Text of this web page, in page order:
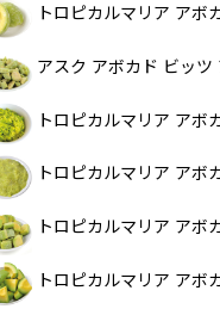
トロピカルマリア アボ
アスク アボカド ビッツ
トロピカルマリア アボ
トロピカルマリア アボ
トロピカルマリア アボ
トロピカルマリア アボ